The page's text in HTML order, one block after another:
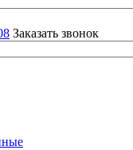
Заказать звонок